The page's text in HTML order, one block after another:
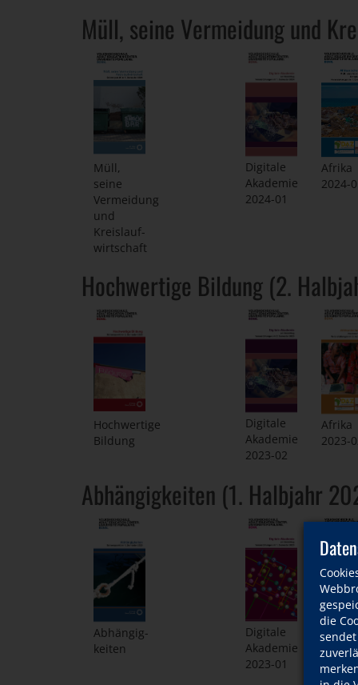
die
Müll, seine Vermeidung und
Müll,
seine
Vermeidung
und
Kreislauf-
wirtschaft
Digitale
Akademie
2024-01
Afrika
2024-
Hochwertige Bildung (2.
Hochwertige
Bildung
Digitale
Akademie
2023-02
Afrika
2023-
Abhängigkeiten (1. Halbjahr
Abhängig-
keiten
Digitale
Akademie
2023-01
Afrika
2023-